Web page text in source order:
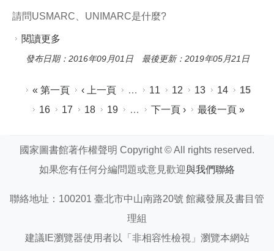
請問USMARC、UNIMARC是什麼?
閱讀更多
發布日期：2016年09月01日 最後更新：2019年05月21日
頁面« 第一頁 ‹ 上一頁 … 11 12 13 14
15
16
17 18 19 … 下一頁 › 最後一頁 »
國家圖書館著作權聲明 Copyright © All rights reserved.
如果您有任何分編問題或意見歡迎與我們聯絡
聯絡地址：100201 臺北市中山南路20號 館藏發展及書目管
理組
建議IE瀏覽器使用者以「非相容性檢視」瀏覽本網站